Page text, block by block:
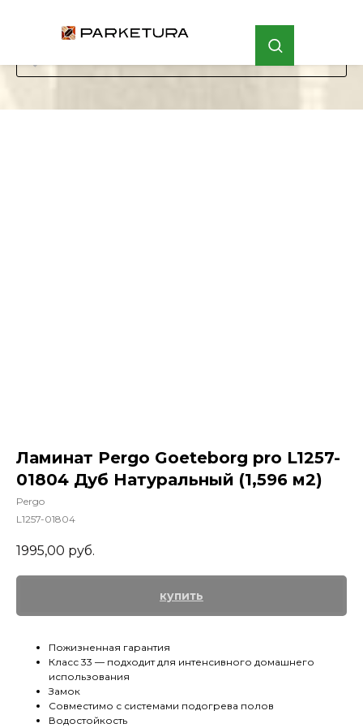
Ламинат Pergo Goeteborg pro L1257-
01804 Дуб Натуральный (1,596 м2)
Pergo
L1257-01804
1995,00 руб.
купить
Пожизненная гарантия
Класс 33 — подходит для интенсивного домашнего
использования
Замок
Совместимо с системами подогрева полов
Водостойкость